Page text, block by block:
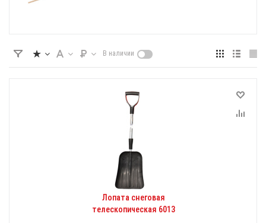
В наличии
Лопата снеговая
телескопическая 6013